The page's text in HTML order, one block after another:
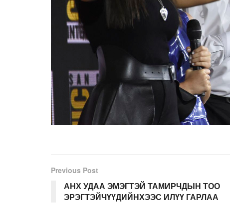
Previous Post
АНХ УДАА ЭМЭГТЭЙ ТАМИРЧДЫН ТОО
ЭРЭГТЭЙЧҮҮДИЙНХЭЭС ИЛҮҮ ГАРЛАА